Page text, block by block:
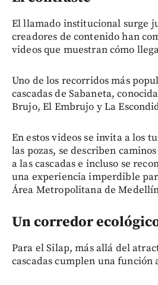
El llamado institucional surge
creadores de contenido han
videos que muestran cómo
Uno de los recorridos más
cascadas de Sabaneta,
Brujo, El Embrujo y La
En estos videos se invita a los
las pozas, se describen
a las cascadas e incluso se
una experiencia imperdible
Área Metropolitana de
Un corredor
Para el Silap, más allá del
cascadas cumplen una función